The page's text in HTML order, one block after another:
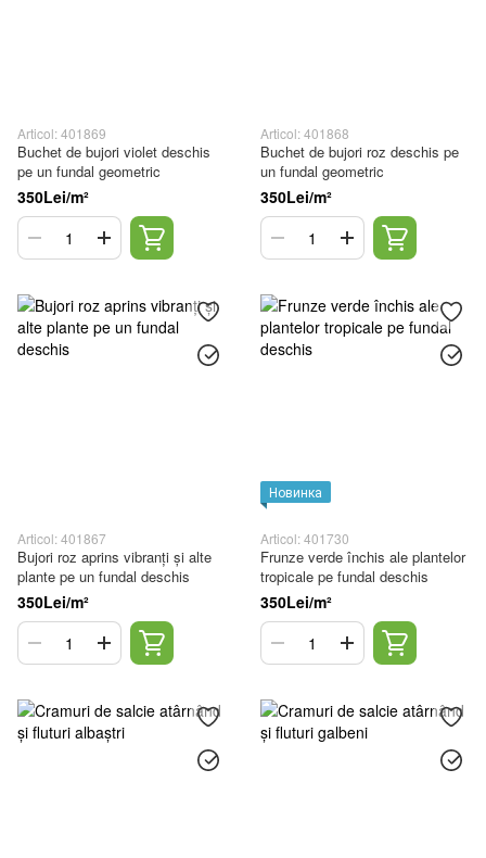
Articol: 401869
Buchet de bujori violet deschis
pe un fundal geometric
350Lei/m²
Articol: 401868
Buchet de bujori roz deschis pe
un fundal geometric
350Lei/m²
Articol: 401867
Bujori roz aprins vibranți și alte
plante pe un fundal deschis
350Lei/m²
Новинка
Articol: 401730
Frunze verde închis ale plantelor
tropicale pe fundal deschis
350Lei/m²